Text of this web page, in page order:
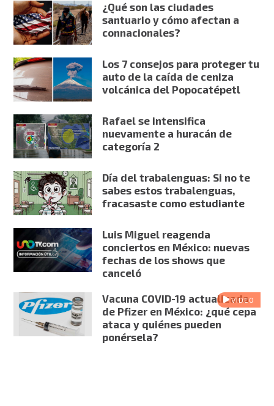
¿Qué son las ciudades
santuario y cómo afectan a
connacionales?
Los 7 consejos para proteger tu
auto de la caída de ceniza
volcánica del Popocatépetl
Rafael se intensifica
nuevamente a huracán de
categoría 2
Día del trabalenguas: Si no te
sabes estos trabalenguas,
fracasaste como estudiante
Luis Miguel reagenda
conciertos en México: nuevas
fechas de los shows que
canceló
VIDEO
Vacuna COVID-19 actualizada
de Pfizer en México: ¿qué cepa
ataca y quiénes pueden
ponérsela?